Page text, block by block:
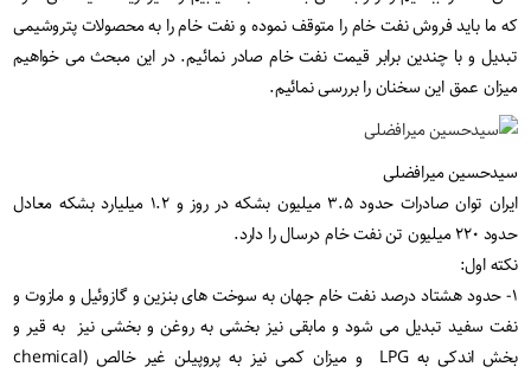
که ما باید فروش نفت خام را متوقف نموده و نفت خام را به محصولات پتروشیمی
تبدیل و با چندین برابر قیمت نفت خام صادر نمائیم. در این مبحث می خواهیم
میزان عمق این سخنان را بررسی نمائیم.
سیدحسین میرافضلی
ایران توان صادرات حدود ۳.۵ میلیون بشکه در روز و ۱.۲ میلیارد بشکه معادل
حدود ۲۲۰ میلیون تن نفت خام درسال را دارد.
نکته اول:
۱- حدود هشتاد درصد نفت خام جهان به سوخت های بنزین و گازوئیل و مازوت و
نفت سفید تبدیل می شود و مابقی نیز بخشی به روغن و بخشی نیز به قیر و
بخش اندکی به LPG و میزان کمی نیز به پروپیلن غیر خالص (chemical